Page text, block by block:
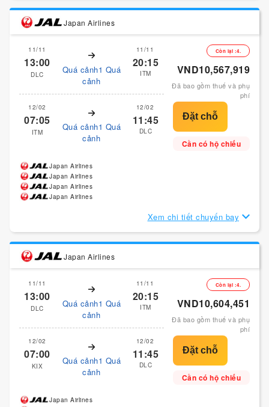
Japan Airlines
11/11
13:00
DLC
Quá cảnh1 Quá
cảnh
11/11
20:15
ITM
12/02
07:05
ITM
Quá cảnh1 Quá
cảnh
12/02
11:45
DLC
Còn lại :4.
VND10,567,919
Đã bao gồm thuế và phụ
phí
Cần có hộ chiếu
Japan Airlines
Japan Airlines
Japan Airlines
Japan Airlines
Xem chi tiết chuyến bay
Japan Airlines
11/11
13:00
DLC
Quá cảnh1 Quá
cảnh
11/11
20:15
ITM
12/02
07:00
KIX
Quá cảnh1 Quá
cảnh
12/02
11:45
DLC
Còn lại :4.
VND10,604,451
Đã bao gồm thuế và phụ
phí
Cần có hộ chiếu
Japan Airlines